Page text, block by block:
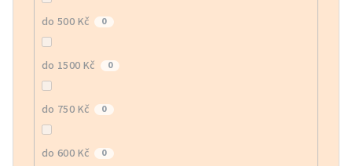
do 500 Kč 0
do 1500 Kč 0
do 750 Kč 0
do 600 Kč 0